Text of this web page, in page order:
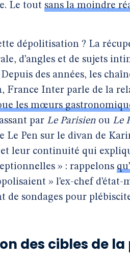
Le tout sans la moindre
dépolitisation ? La
d’angles et de sujets
des années, les
France Inter parle de la
les mœurs
par Le Parisien ou Le
Le Pen sur le divan de
leur continuité qui
» : rappelons
» l’ex-chef
de sondages pour
des cibles de la